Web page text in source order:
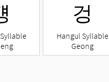
겅
Hangul Syllable
Geong